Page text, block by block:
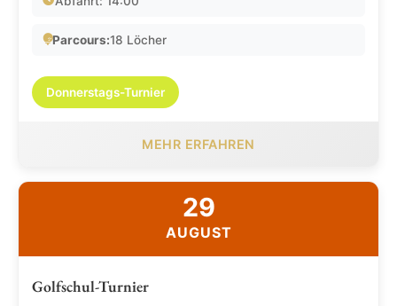
Parcours:18 Löcher
Donnerstags-Turnier
MEHR ERFAHREN
29
AUGUST
Golfschul-Turnier